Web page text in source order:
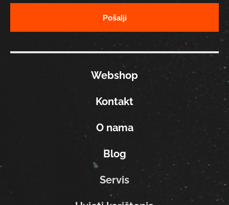
Webshop
Kontakt
O nama
Blog
Servis